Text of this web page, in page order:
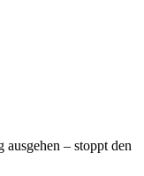
– stoppt den